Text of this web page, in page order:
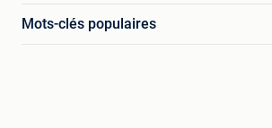
Mots-clés populaires